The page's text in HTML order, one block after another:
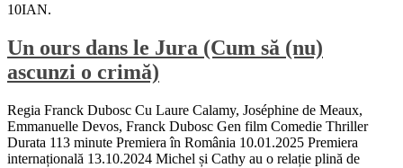
10IAN.
Un ours dans le Jura (Cum să (nu)
ascunzi o crimă)
Regia Franck Dubosc Cu Laure Calamy, Joséphine de Meaux,
Emmanuelle Devos, Franck Dubosc Gen film Comedie Thriller
Durata 113 minute Premiera în România 10.01.2025 Premiera
internațională 13.10.2024 Michel și Cathy au o relație plină de